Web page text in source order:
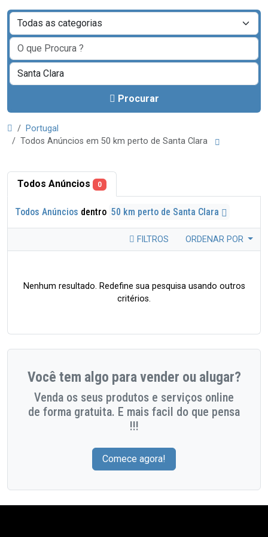
Procurar
Portugal
Todos Anúncios em 50 km perto de Santa Clara
Todos Anúncios 0
Todos Anúncios dentro 50 km perto de Santa Clara
FILTROS ORDENAR POR
Nenhum resultado. Redefine sua pesquisa usando outros
critérios.
Você tem algo para vender ou alugar?
Venda os seus produtos e serviços online
de forma gratuita. E mais facil do que pensa
!!!
Comece agora!